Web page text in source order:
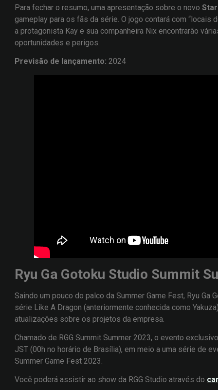
Para fechar o resumo, uma apresentação sobre o novo
gameplay para os fãs da série. O jogo contará com “locais
a protagonista Kay e sua companheira Nix encontrarão
oportunidades e perigos.
Previsão de lançamento: 2024
Ryu Ga Gotoku Studio Summit
Saindo um pouco do palco da Summer Game Fest, Ryu Ga
série Like A Dragon (anteriormente conhecida como
atualizações sobre os projetos da empresa.
Chamado de RGG Summit Summer 2023, o evento
JST (00h no horário de Brasília), em meio a uma série de
Summer Game Fest 2023.
Você poderá assistir ao show da RGG Studio através do